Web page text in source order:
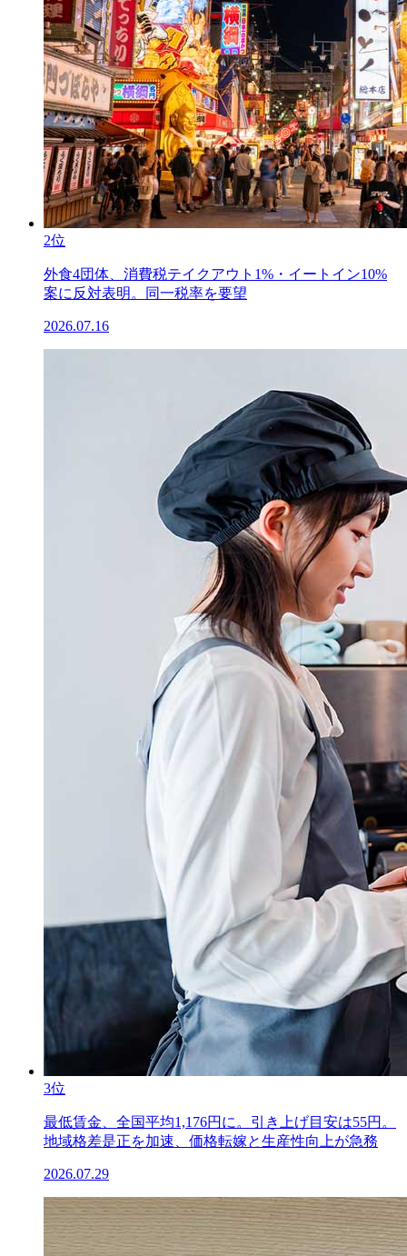
2位
外食4団体、消費税テイクアウト1%・イートイン10%
案に反対表明。同一税率を要望
2026.07.16
3位
最低賃金、全国平均1,176円に。引き上げ目安は55円。
地域格差是正を加速、価格転嫁と生産性向上が急務
2026.07.29